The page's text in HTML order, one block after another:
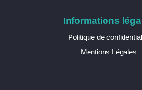
Informations
Politique de
Mentions Légales